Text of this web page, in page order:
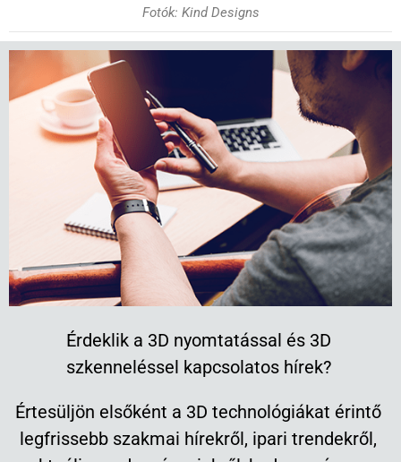
Fotók: Kind Designs
Érdeklik a 3D nyomtatással és 3D
szkenneléssel kapcsolatos hírek?
Értesüljön elsőként a 3D technológiákat érintő
legfrissebb szakmai hírekről, ipari trendekről,